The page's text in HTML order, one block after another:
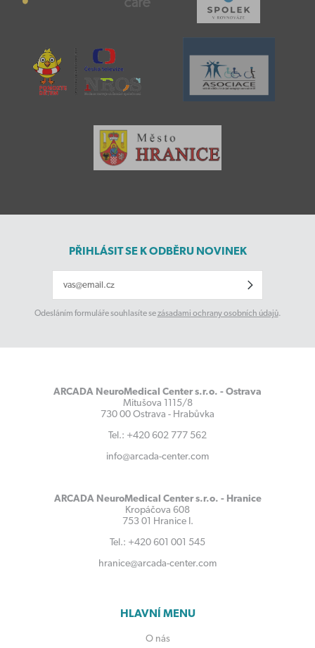
PŘIHLÁSIT SE K ODBĚRU NOVINEK
Odesláním formuláře souhlasíte sezásadami ochrany osobních údajů.
ARCADA NeuroMedical Center s.r.o. - Ostrava
Mitušova 1115/8
730 00 Ostrava - Hrabůvka
Tel.: +420 602 777 562
info@arcada-center.com
ARCADA NeuroMedical Center s.r.o. - Hranice
Kropáčova 608
753 01 Hranice I.
Tel.: +420 601 001 545
hranice@arcada-center.com
HLAVNÍ MENU
O nás